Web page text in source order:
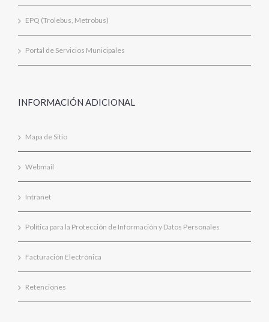
EPQ (Trolebus, Metrobus)
Portal de Servicios Municipales
INFORMACIÓN ADICIONAL
Mapa de Sitio
Webmail
Intranet
Política para la Protección de Información y Datos Personales
Facturación Electrónica
Retenciones